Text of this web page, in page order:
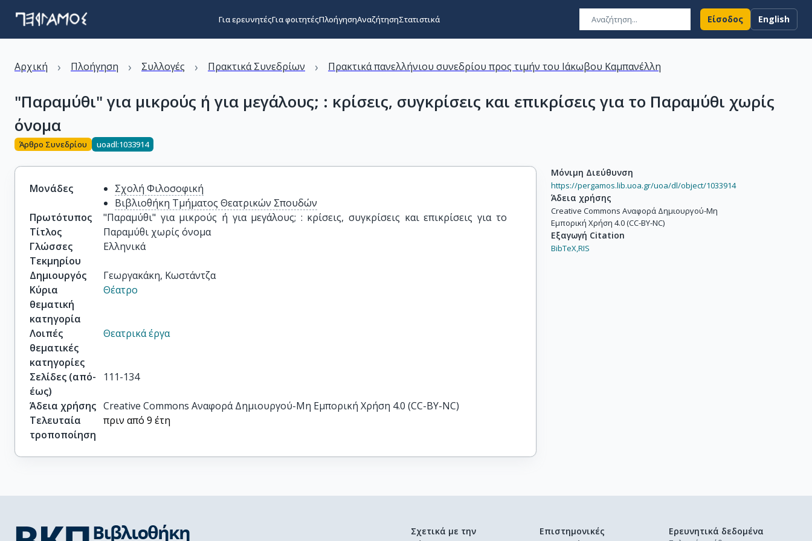
Για ερευνητέςΓια φοιτητέςΠλοήγησηΑναζήτησηΣτατιστικά Είσοδος English
Αρχική › Πλοήγηση › Συλλογές › Πρακτικά Συνεδρίων › Πρακτικά πανελλήνιου συνεδρίου προς τιμήν του Ιάκωβου Καμπανέλλη
"Παραμύθι" για μικρούς ή για μεγάλους; : κρίσεις, συγκρίσεις και επικρίσεις για το Παραμύθι χωρίς
όνομα
Άρθρο Συνεδρίου uoadl:1033914
Μονάδες
Σχολή Φιλοσοφική
Βιβλιοθήκη Τμήματος Θεατρικών Σπουδών
Πρωτότυπος
Τίτλος
"Παραμύθι" για μικρούς ή για μεγάλους; : κρίσεις, συγκρίσεις και επικρίσεις για το
Παραμύθι χωρίς όνομα
Γλώσσες
Τεκμηρίου
Ελληνικά
Δημιουργός
Γεωργακάκη, Κωστάντζα
Κύρια
θεματική
κατηγορία
Θέατρο
Λοιπές
θεματικές
κατηγορίες
Θεατρικά έργα
Σελίδες (από-
έως)
111-134
Άδεια χρήσης Creative Commons Αναφορά Δημιουργού-Μη Εμπορική Χρήση 4.0 (CC-BY-NC)
Τελευταία
τροποποίηση
πριν από 9 έτη
Μόνιμη Διεύθυνση
https://pergamos.lib.uoa.gr/uoa/dl/object/1033914
Άδεια χρήσης
Creative Commons Αναφορά Δημιουργού-Μη
Εμπορική Χρήση 4.0 (CC-BY-NC)
Εξαγωγή Citation
BibTeX,RIS
Σχετικά με την
Επιστημονικές
Ερευνητικά δεδομένα